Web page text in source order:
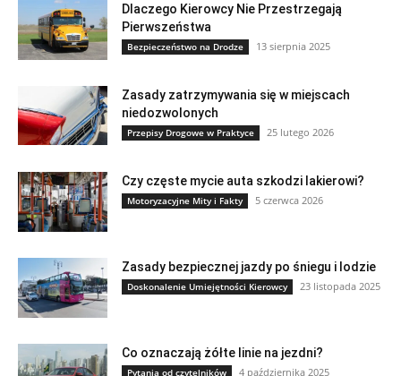
Dlaczego Kierowcy Nie Przestrzegają
Pierwszeństwa
Bezpieczeństwo na Drodze 13 sierpnia 2025
Zasady zatrzymywania się w miejscach
niedozwolonych
Przepisy Drogowe w Praktyce 25 lutego 2026
Czy częste mycie auta szkodzi lakierowi?
Motoryzacyjne Mity i Fakty 5 czerwca 2026
Zasady bezpiecznej jazdy po śniegu i lodzie
Doskonalenie Umiejętności Kierowcy 23 listopada 2025
Co oznaczają żółte linie na jezdni?
Pytania od czytelników 4 października 2025